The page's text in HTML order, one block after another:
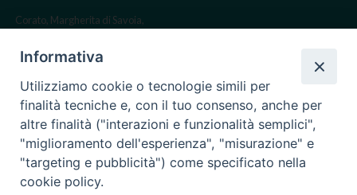
Corato, Margherita di Savoia,
Regione ecclesiastica Puglia
Via Beltrani, 9
76125 Trani BT
Centralino Tel. 0883 494211
Informativa
Utilizziamo cookie o tecnologie simili per
finalità tecniche e, con il tuo consenso, anche per
altre finalità ("interazioni e funzionalità semplici",
"miglioramento dell'esperienza", "misurazione" e
"targeting e pubblicità") come specificato nella
cookie policy.